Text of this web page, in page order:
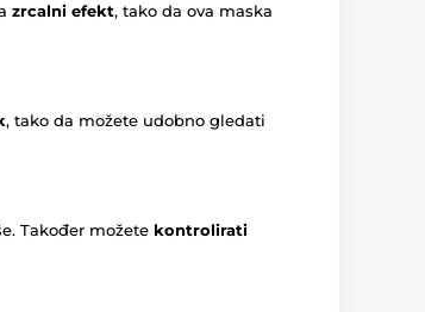
zrcalni efekt, tako da ova maska
, tako da možete udobno gledati
Također možete kontrolirati